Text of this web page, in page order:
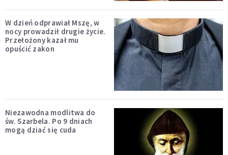
W dzień odprawiał Mszę, w
nocy prowadził drugie życie.
Przełożony kazał mu
opuścić zakon
Niezawodna modlitwa do
św. Szarbela. Po 9 dniach
mogą dziać się cuda